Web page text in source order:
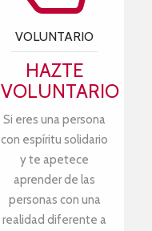
VOLUNTARIO
HAZTE
VOLUNTARIO
Si eres una persona
con espíritu solidario
y te apetece
aprender de las
personas con una
realidad diferente a